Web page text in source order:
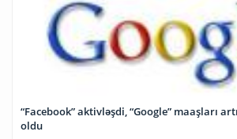
“Facebook” aktivləşdi, “Google” maaşları
oldu